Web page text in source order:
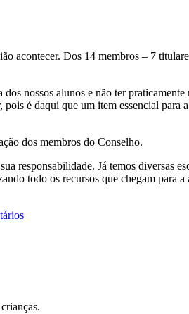
Dos 14 membros – 7
nossos alunos e não ter
é daqui que um item essencial para
dos membros do Conselho.
responsabilidade. Já temos diversas
todo os recursos que chegam para